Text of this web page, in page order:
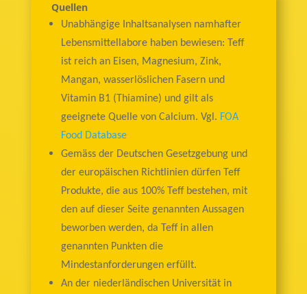
Quellen
Unabhängige Inhaltsanalysen namhafter
Lebensmittellabore haben bewiesen: Teff
ist reich an Eisen, Magnesium, Zink,
Mangan, wasserlöslichen Fasern und
Vitamin B1 (Thiamine) und gilt als
geeignete Quelle von Calcium. Vgl. FOA
Food Database
Gemäss der Deutschen Gesetzgebung und
der europäischen Richtlinien dürfen Teff
Produkte, die aus 100% Teff bestehen, mit
den auf dieser Seite genannten Aussagen
beworben werden, da Teff in allen
genannten Punkten die
Mindestanforderungen erfüllt.
An der niederländischen Universität in